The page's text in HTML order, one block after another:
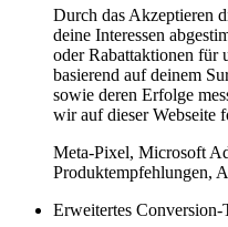
Durch das Akzeptieren
deine Interessen
oder Rabattaktionen für
basierend auf deinem
sowie deren Erfolge
wir auf dieser Webseite
Meta-Pixel, Microsoft
Produktempfehlungen,
Erweitertes Conversion-